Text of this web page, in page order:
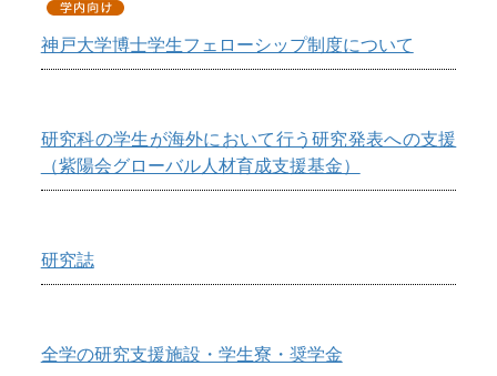
神戸大学博士学生フェローシップ制度について
研究科の学生が海外において行う研究発表への支援
（紫陽会グローバル人材育成支援基金）
研究誌
全学の研究支援施設・学生寮・奨学金